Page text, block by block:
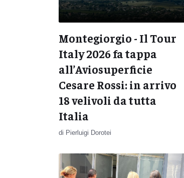
Montegiorgio - Il Tour
Italy 2026 fa tappa
all’Aviosuperficie
Cesare Rossi: in arrivo
18 velivoli da tutta
Italia
di Pierluigi Dorotei